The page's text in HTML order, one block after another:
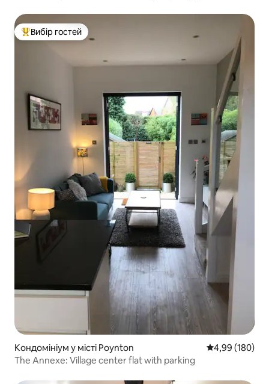
Топ вибір гостей
Вибір гостей
Кондомініум у місті Poynton Середня
4,99 (180)
The Annexe: Village center flat with parking